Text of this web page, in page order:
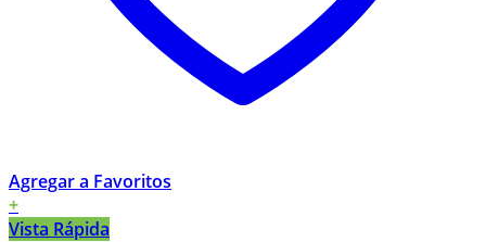
Agregar a Favoritos
+
Vista Rápida